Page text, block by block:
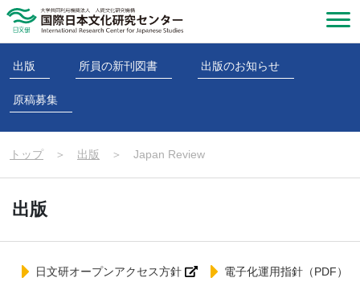
出版 所員の新刊図書 出版のお知らせ
原稿募集
トップ＞ 出版 ＞ Japan Review
出版
日文研オープンアクセス方針 電子化運用指針（PDF）